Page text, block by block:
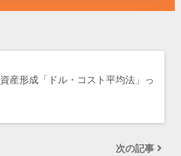
産形成「ドル・コスト平均法」っ
次の記事